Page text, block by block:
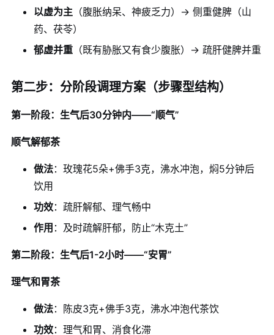
以虚为主 （腹胀纳呆、神疲乏力）→ 侧重健脾（山
药、茯苓）
郁虚并重 （既有胁胀又有食少腹胀）→ 疏肝健脾并重
第二步：分阶段调理方案（步骤型结构）
第一阶段：生气后30分钟内——“顺气”
顺气解郁茶
做法：玫瑰花5朵+佛手3克，沸水冲泡，焖5分钟后
饮用
功效：疏肝解郁、理气畅中
作用 ：及时疏解肝郁，防止“木克土”
第二阶段：生气后1-2小时——“安胃”
理气和胃茶
做法：陈皮3克+佛手3克，沸水冲泡代茶饮
功效：理气和胃、消食化滞